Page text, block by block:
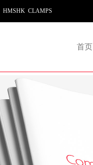
CLAMPS
首页